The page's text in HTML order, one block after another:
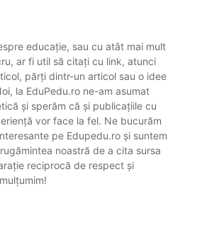
educație, sau cu atât mai mult
ar fi util să citați cu link, atunci
părți dintr-un articol sau o idee
la EduPedu.ro ne-am asumat
și sperăm că și publicațiile cu
vor face la fel. Ne bucurăm
pe Edupedu.ro și suntem
noastră de a cita sursa
reciprocă de respect și